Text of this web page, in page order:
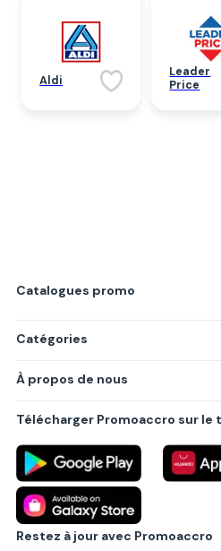
Aldi
Leader
Price
Catalogues promo
Catégories
Produits
Villes principales
À propos de nous
Politique de confidentialité
Règlements
Partenariat B2B
Blog
Contact
Télécharger Promoaccro sur le
Restez à jour avec Promoaccro